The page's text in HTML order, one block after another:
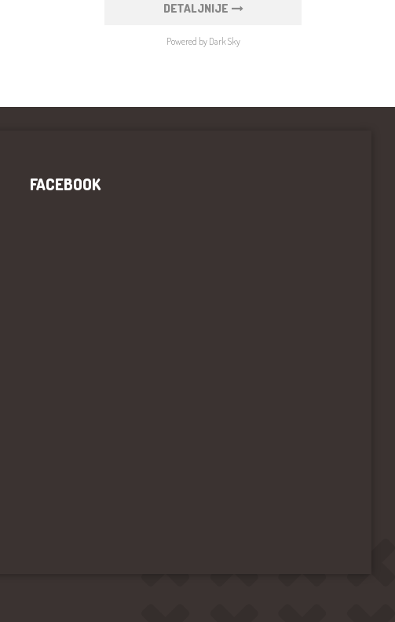
DETALJNIJE
Powered by Dark Sky
FACEBOOK